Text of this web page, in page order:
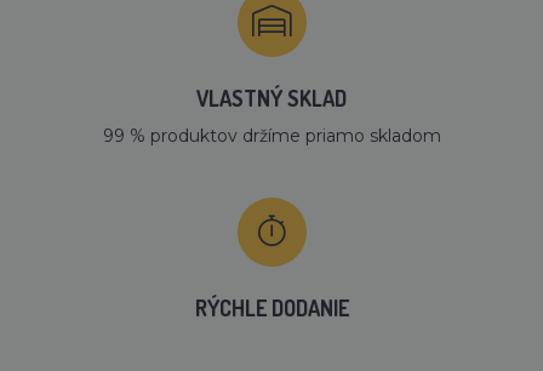
VLASTNÝ SKLAD
99 % produktov držíme priamo skladom
RÝCHLE DODANIE